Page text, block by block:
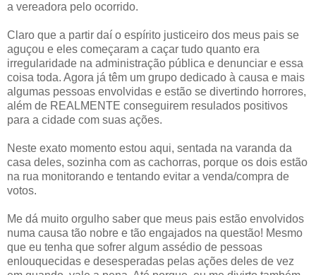
a vereadora pelo ocorrido.
Claro que a partir daí o espírito justiceiro dos meus pais se
aguçou e eles começaram a caçar tudo quanto era
irregularidade na administração pública e denunciar e essa
coisa toda. Agora já têm um grupo dedicado à causa e mais
algumas pessoas envolvidas e estão se divertindo horrores,
além de REALMENTE conseguirem resulados positivos
para a cidade com suas ações.
Neste exato momento estou aqui, sentada na varanda da
casa deles, sozinha com as cachorras, porque os dois estão
na rua monitorando e tentando evitar a venda/compra de
votos.
Me dá muito orgulho saber que meus pais estão envolvidos
numa causa tão nobre e tão engajados na questão! Mesmo
que eu tenha que sofrer algum assédio de pessoas
enlouquecidas e desesperadas pelas ações deles de vez